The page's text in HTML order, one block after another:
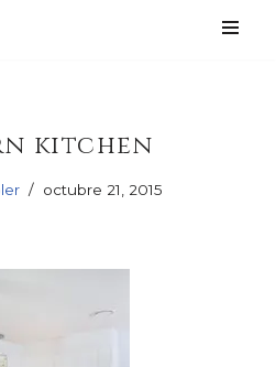
kitchen
octubre 21, 2015